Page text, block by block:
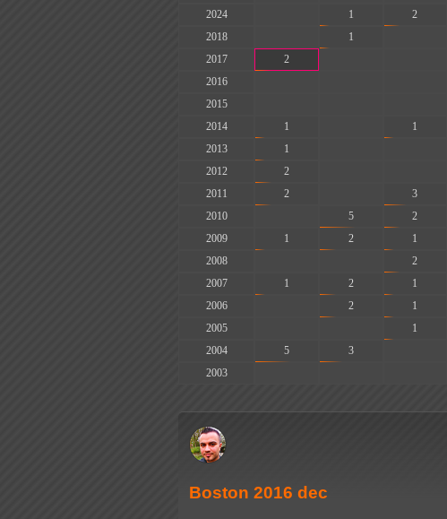
2024
1 2
2018
1
2017
2
2016
2015
2014
1 1
2013
1
2012
2
2011
2 3
2010
5 2
2009
1 2 1
2008
2
2007
1 2 1
2006
2 1
2005
1
2004
5 3
2003
Boston 2016 dec